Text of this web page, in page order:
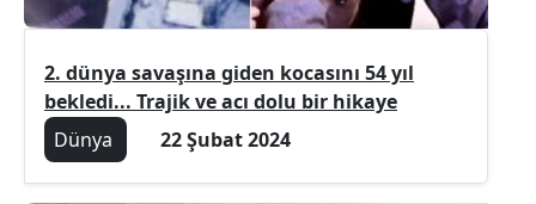
2. dünya savaşına giden kocasını 54 yıl
bekledi... Trajik ve acı dolu bir hikaye
Dünya
22 Şubat 2024